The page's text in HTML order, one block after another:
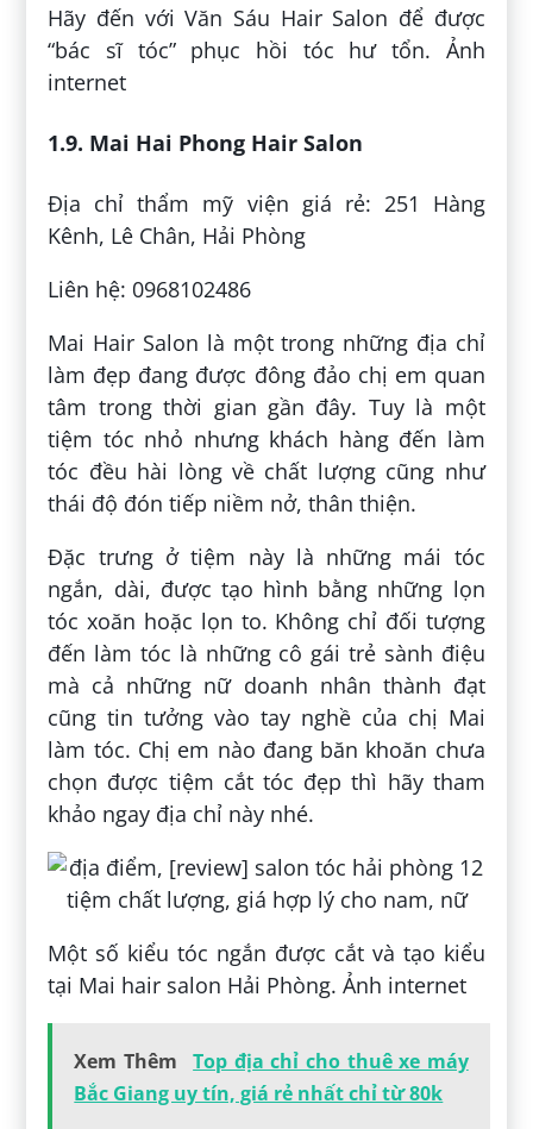
Hãy đến với Văn Sáu Hair Salon để được
“bác sĩ tóc” phục hồi tóc hư tổn. Ảnh
internet
1.9. Mai Hai Phong Hair Salon
Địa chỉ thẩm mỹ viện giá rẻ: 251 Hàng
Kênh, Lê Chân, Hải Phòng
Liên hệ: 0968102486
Mai Hair Salon là một trong những địa chỉ
làm đẹp đang được đông đảo chị em quan
tâm trong thời gian gần đây. Tuy là một
tiệm tóc nhỏ nhưng khách hàng đến làm
tóc đều hài lòng về chất lượng cũng như
thái độ đón tiếp niềm nở, thân thiện.
Đặc trưng ở tiệm này là những mái tóc
ngắn, dài, được tạo hình bằng những lọn
tóc xoăn hoặc lọn to. Không chỉ đối tượng
đến làm tóc là những cô gái trẻ sành điệu
mà cả những nữ doanh nhân thành đạt
cũng tin tưởng vào tay nghề của chị Mai
làm tóc. Chị em nào đang băn khoăn chưa
chọn được tiệm cắt tóc đẹp thì hãy tham
khảo ngay địa chỉ này nhé.
Một số kiểu tóc ngắn được cắt và tạo kiểu
tại Mai hair salon Hải Phòng. Ảnh internet
Xem Thêm
Top địa chỉ cho thuê xe máy
Bắc Giang uy tín, giá rẻ nhất chỉ từ 80k